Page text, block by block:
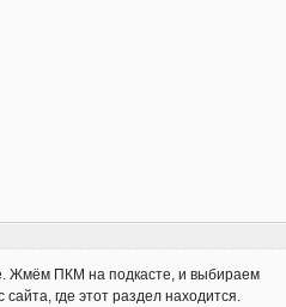
Жмём ПКМ на подкасте, и выбираем
где этот раздел находится.